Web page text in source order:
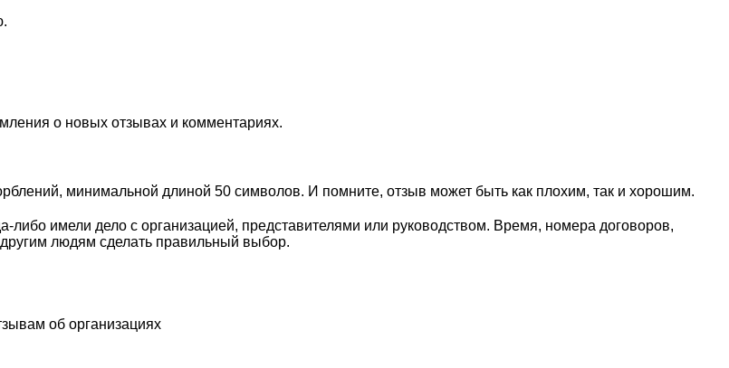
о новых отзывах и комментариях.
минимальной длиной 50 символов. И помните, отзыв может быть как плохим, так и хорошим.
имели дело с организацией, представителями или руководством. Время, номера договоров,
людям сделать правильный выбор.
об организациях